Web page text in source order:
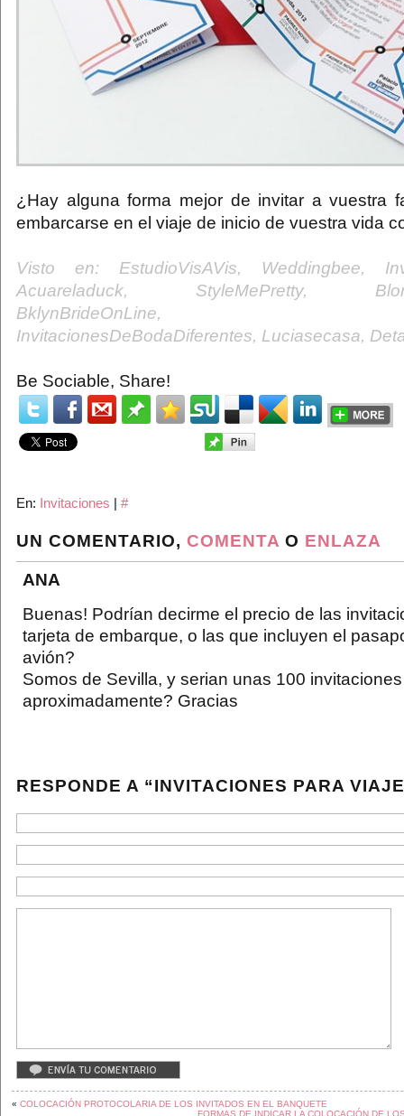
¿Hay alguna forma mejor de invitar a vuestra
embarcarse en el viaje de inicio de vuestra vida
Visto en: EstudioVisAVis, Weddingbee,
Acuareladuck, StyleMePretty,
BklynBrideOnLine,
InvitacionesDeBodaDiferentes, Luciasecasa,
Be Sociable, Share!
En: Invitaciones | #
UN COMENTARIO, COMENTA O ENLAZA
ANA
Buenas! Podrían decirme el precio de las
tarjeta de embarque, o las que incluyen el
avión?
Somos de Sevilla, y serian unas 100 invitaciones
aproximadamente? Gracias
RESPONDE A “INVITACIONES PARA
« COLOCACIÓN PROTOCOLARIA DE LOS INVITADOS EN EL BANQUETE
FORMAS DE INDICAR LA COLOCACIÓN DE